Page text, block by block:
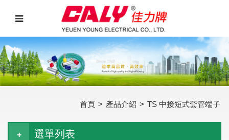
首頁 > 產品介紹 > TS 中接短式套管端子
選單列表